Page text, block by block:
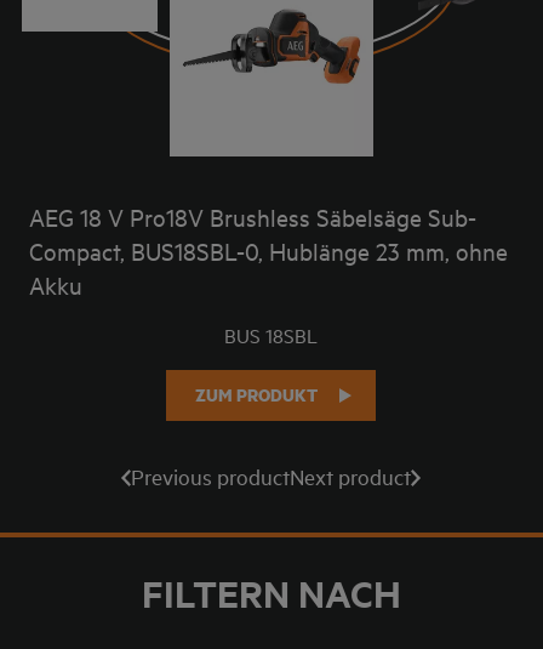
AEG 18 V Pro18V Brushless Säbelsäge Sub-
Compact, BUS18SBL-0, Hublänge 23 mm, ohne
Akku
BUS 18SBL
ZUM PRODUKT
Previous productNext product
FILTERN NACH